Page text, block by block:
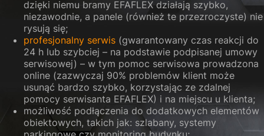
dzięki niemu bramy EFAFLEX działają szybko,
niezawodnie, a panele (również te przezroczyste) nie
rysują się;
profesjonalny serwis (gwarantowany czas reakcji do
24 h lub szybciej – na podstawie podpisanej umowy
serwisowej) – w tym pomoc serwisowa prowadzona
online (zazwyczaj 90% problemów klient może
usunąć bardzo szybko, korzystając ze zdalnej
pomocy serwisanta EFAFLEX) i na miejscu u klienta;
możliwość podłączenia do dodatkowych elementów
obiektowych, takich jak: szlabany, systemy